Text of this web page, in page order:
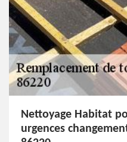
Nettoyage Habitat
urgences